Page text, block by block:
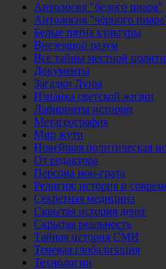
Антология "белого пиара"
Антология "чёрного
Белые пятна культуры
Внеземной разум
Все тайны местной
Документы
Загадки Луны
Изнанка светской жизни
Лабиринты истории
Метагеография
Мир жути
Новейшая политическая
От редактора
Персона нон-грата
Религия: история и
Секретная медицина
Скрытая история денег
Скрытая реальность
Тайная история СМИ
Теневая глобализация
Технологии